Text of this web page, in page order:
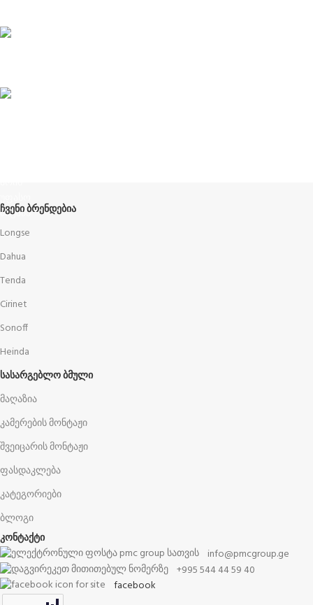
ᲩᲕᲔᲜᲘ ᲑᲠᲔᲜᲓᲔᲑᲘᲐ
Longse
Dahua
Tenda
Cirinet
Sonoff
Heinda
ᲡᲐᲡᲐᲠᲒᲔᲑᲚᲝ ᲑᲛᲣᲚᲘ
მაღაზია
კამერების მონტაჟი
შვეიცარის მონტაჟი
ფასდაკლება
კატეგორიები
ბლოგი
კონტაქტი
info@pmcgroup.ge
+995 544 44 59 40
facebook